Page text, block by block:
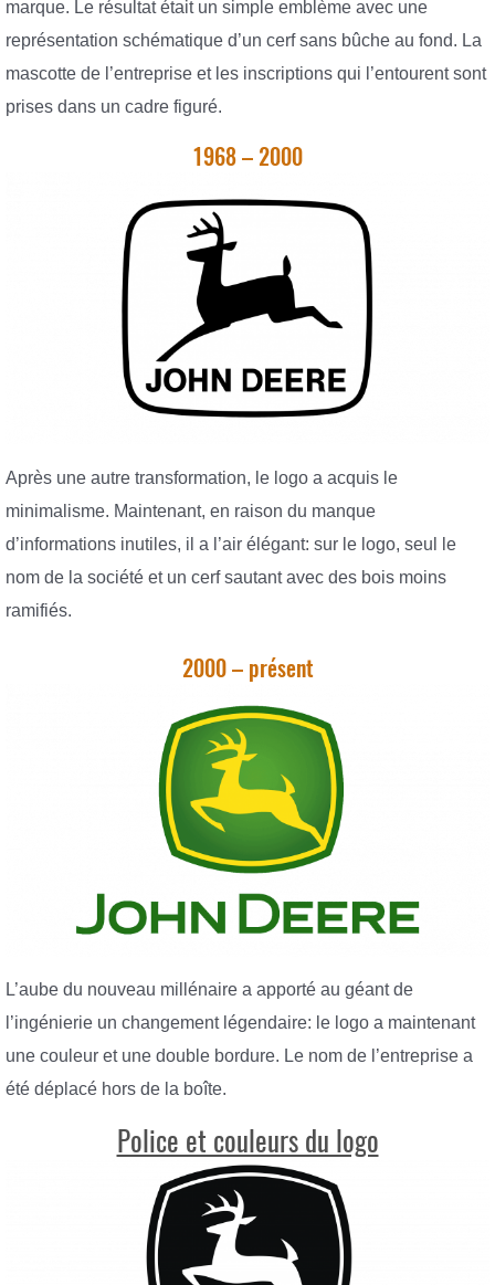
marque. Le résultat était un simple emblème avec une
représentation schématique d’un cerf sans bûche au fond. La
mascotte de l’entreprise et les inscriptions qui l’entourent sont
prises dans un cadre figuré.
1968 – 2000
Après une autre transformation, le logo a acquis le
minimalisme. Maintenant, en raison du manque
d’informations inutiles, il a l’air élégant: sur le logo, seul le
nom de la société et un cerf sautant avec des bois moins
ramifiés.
2000 – présent
L’aube du nouveau millénaire a apporté au géant de
l’ingénierie un changement légendaire: le logo a maintenant
une couleur et une double bordure. Le nom de l’entreprise a
été déplacé hors de la boîte.
Police et couleurs du logo